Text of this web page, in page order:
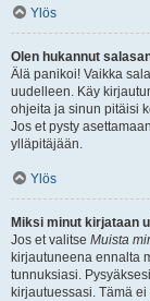
Ylös
Olen hukannut
Älä panikoi! Vaikka
uudelleen. Käy
ohjeita ja sinun pitäisi
Jos et pysty
ylläpitäjään.
Ylös
Miksi minut kirjataan
Jos et valitse Muista
kirjautuneena ennalta
tunnuksiasi.
kirjautuessasi. Tämä